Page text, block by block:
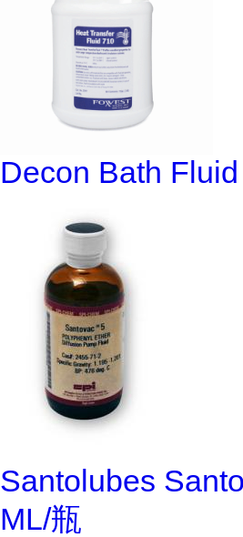
Decon Bath
Santolubes
ML/瓶